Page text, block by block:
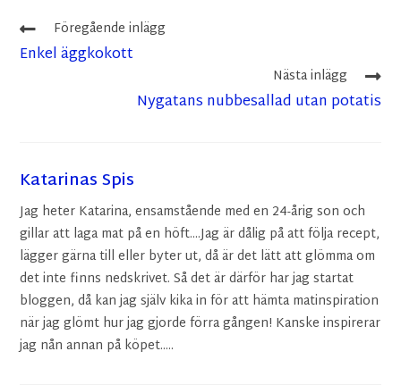
Föregående inlägg
Enkel äggkokott
Nästa inlägg
Nygatans nubbesallad utan potatis
Katarinas Spis
Jag heter Katarina, ensamstående med en 24-årig son och
gillar att laga mat på en höft....Jag är dålig på att följa recept,
lägger gärna till eller byter ut, då är det lätt att glömma om
det inte finns nedskrivet. Så det är därför har jag startat
bloggen, då kan jag själv kika in för att hämta matinspiration
när jag glömt hur jag gjorde förra gången! Kanske inspirerar
jag nån annan på köpet.....